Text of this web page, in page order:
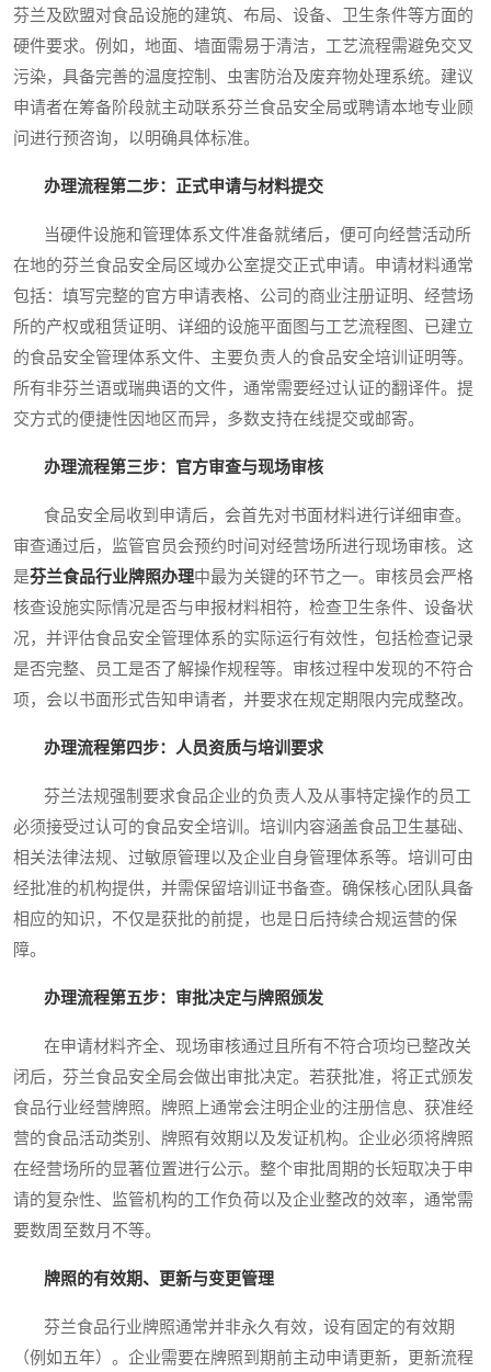
芬兰及欧盟对食品设施的建筑、布局、设备、卫生条件等方面的
硬件要求。例如，地面、墙面需易于清洁，工艺流程需避免交叉
污染，具备完善的温度控制、虫害防治及废弃物处理系统。建议
申请者在筹备阶段就主动联系芬兰食品安全局或聘请本地专业顾
问进行预咨询，以明确具体标准。
办理流程第二步：正式申请与材料提交
当硬件设施和管理体系文件准备就绪后，便可向经营活动所
在地的芬兰食品安全局区域办公室提交正式申请。申请材料通常
包括：填写完整的官方申请表格、公司的商业注册证明、经营场
所的产权或租赁证明、详细的设施平面图与工艺流程图、已建立
的食品安全管理体系文件、主要负责人的食品安全培训证明等。
所有非芬兰语或瑞典语的文件，通常需要经过认证的翻译件。提
交方式的便捷性因地区而异，多数支持在线提交或邮寄。
办理流程第三步：官方审查与现场审核
食品安全局收到申请后，会首先对书面材料进行详细审查。
审查通过后，监管官员会预约时间对经营场所进行现场审核。这
是芬兰食品行业牌照办理中最为关键的环节之一。审核员会严格
核查设施实际情况是否与申报材料相符，检查卫生条件、设备状
况，并评估食品安全管理体系的实际运行有效性，包括检查记录
是否完整、员工是否了解操作规程等。审核过程中发现的不符合
项，会以书面形式告知申请者，并要求在规定期限内完成整改。
办理流程第四步：人员资质与培训要求
芬兰法规强制要求食品企业的负责人及从事特定操作的员工
必须接受过认可的食品安全培训。培训内容涵盖食品卫生基础、
相关法律法规、过敏原管理以及企业自身管理体系等。培训可由
经批准的机构提供，并需保留培训证书备查。确保核心团队具备
相应的知识，不仅是获批的前提，也是日后持续合规运营的保
障。
办理流程第五步：审批决定与牌照颁发
在申请材料齐全、现场审核通过且所有不符合项均已整改关
闭后，芬兰食品安全局会做出审批决定。若获批准，将正式颁发
食品行业经营牌照。牌照上通常会注明企业的注册信息、获准经
营的食品活动类别、牌照有效期以及发证机构。企业必须将牌照
在经营场所的显著位置进行公示。整个审批周期的长短取决于申
请的复杂性、监管机构的工作负荷以及企业整改的效率，通常需
要数周至数月不等。
牌照的有效期、更新与变更管理
芬兰食品行业牌照通常并非永久有效，设有固定的有效期
（例如五年）。企业需要在牌照到期前主动申请更新，更新流程